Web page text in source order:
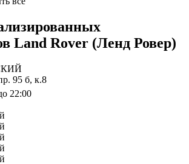
Land Rover (Ленд Ровер)
95 б, к.8
22:00